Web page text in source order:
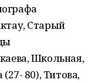
Старый
Школьная,
80), Титова,